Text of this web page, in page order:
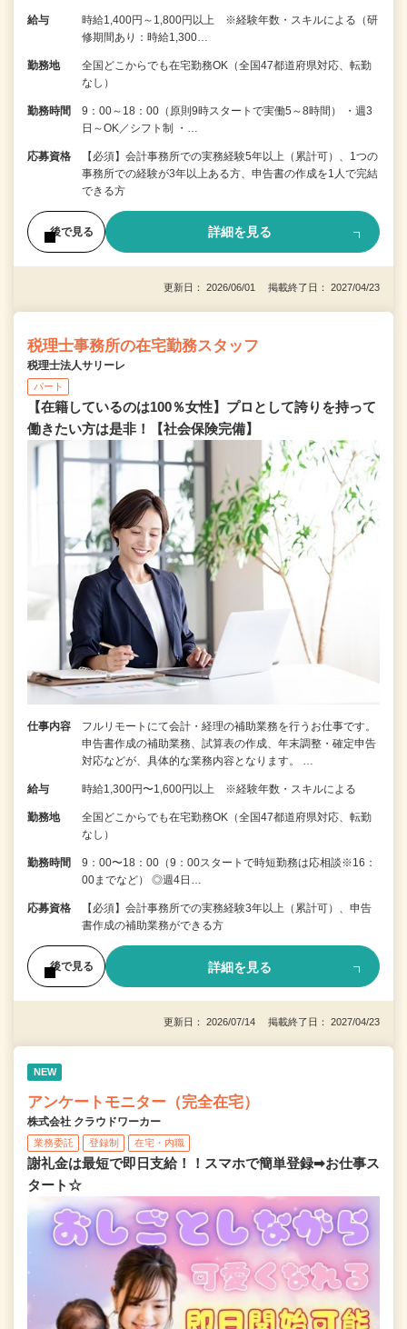
給与
時給1,400円～1,800円以上 ※経験年数・スキルによる（研
修期間あり：時給1,300…
勤務地
全国どこからでも在宅勤務OK（全国47都道府県対応、転勤
なし）
勤務時間
9：00～18：00（原則9時スタートで実働5～8時間） ・週3
日～OK／シフト制 ・…
応募資格
【必須】会計事務所での実務経験5年以上（累計可）、1つの
事務所での経験が3年以上ある方、申告書の作成を1人で完結
できる方
後で見る 詳細を見る
更新日： 2026/06/01 掲載終了日： 2027/04/23
税理士事務所の在宅勤務スタッフ
税理士法人サリーレ
パート
【在籍しているのは100％女性】プロとして誇りを持って
働きたい方は是非！【社会保険完備】
仕事内容
フルリモートにて会計・経理の補助業務を行うお仕事です。
申告書作成の補助業務、試算表の作成、年末調整・確定申告
対応などが、具体的な業務内容となります。 …
給与 時給1,300円〜1,600円以上 ※経験年数・スキルによる
勤務地
全国どこからでも在宅勤務OK（全国47都道府県対応、転勤
なし）
勤務時間
9：00〜18：00（9：00スタートで時短勤務は応相談※16：
00までなど） ◎週4日…
応募資格
【必須】会計事務所での実務経験3年以上（累計可）、申告
書作成の補助業務ができる方
後で見る 詳細を見る
更新日： 2026/07/14 掲載終了日： 2027/04/23
NEW
アンケートモニター（完全在宅）
株式会社 クラウドワーカー
業務委託 登録制 在宅・内職
謝礼金は最短で即日支給！！スマホで簡単登録➡お仕事ス
タート☆